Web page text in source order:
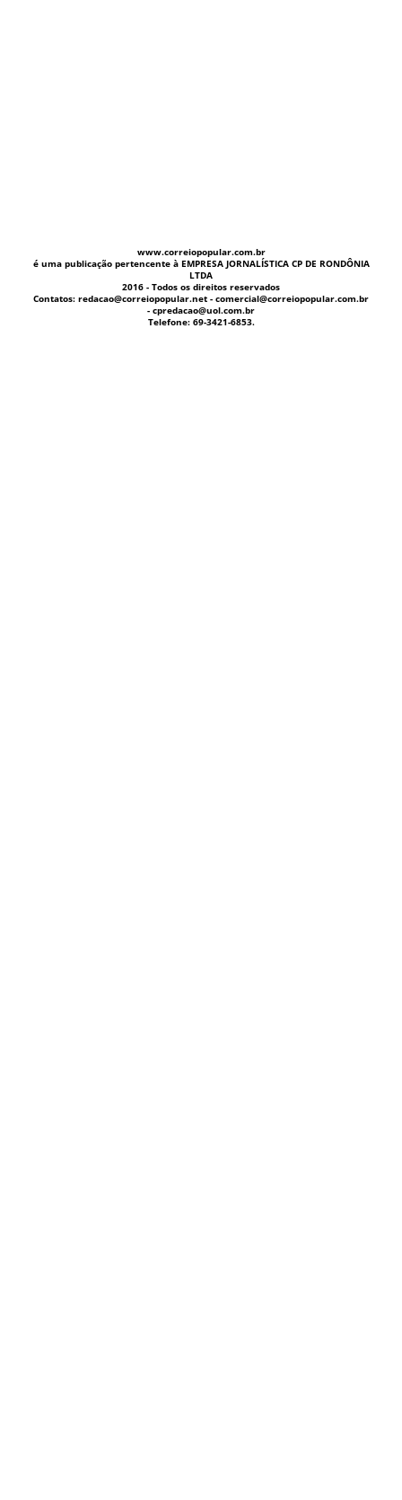
www.correiopopular.com.br
é uma publicação pertencente à EMPRESA JORNALÍSTICA CP DE RONDÔNIA
LTDA
2016 - Todos os direitos reservados
Contatos: redacao@correiopopular.net - comercial@correiopopular.com.br
- cpredacao@uol.com.br
Telefone: 69-3421-6853.